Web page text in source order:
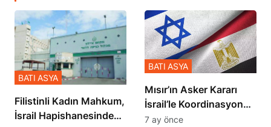
Filistinli Kadın Mahkum,
İsrail Hapishanesindeki
BATI ASYA
Mısır’ın Asker Kararı
İsrail’le Koordinasyon
İçinde Gerçekleşmiş
BATI ASYA
7 ay önce